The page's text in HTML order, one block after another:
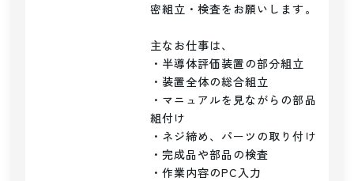
密組立・検査をお願いします。
主なお仕事は、
・半導体評価装置の部分組立
・装置全体の総合組立
・マニュアルを見ながらの部品
組付け
・ネジ締め、パーツの取り付け
・完成品や部品の検査
・作業内容のPC入力